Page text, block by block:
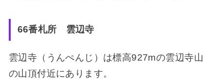
66番札所 雲辺寺
雲辺寺（うんぺんじ）は標高927mの雲辺寺山
の山頂付近にあります。